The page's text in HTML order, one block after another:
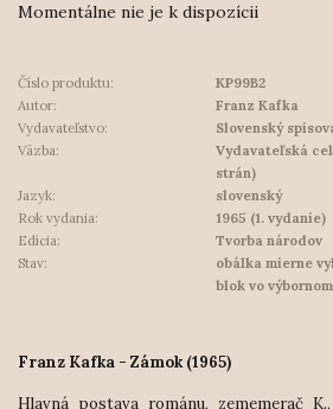
Momentálne nie je k dispozícii
Číslo produktu:
KP99B2
Autor:
Franz Kafka
Vydavateľstvo:
Slovenský
Väzba:
Vydavateľská
strán)
Jazyk:
slovenský
Rok vydania:
1965 (1. vydanie)
Edícia:
Tvorba národov
Stav:
obálka mierne
blok vo
Franz Kafka - Zámok (1965)
Hlavná postava románu, zememerač